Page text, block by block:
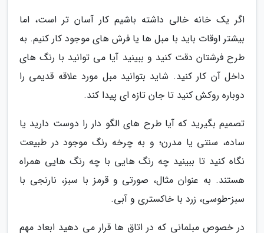
اگر یک خانه خالی داشته باشیم کار آسان تر است، اما
بیشتر اوقات باید با مبل ها یا فرش های موجود کار کنیم. به
طرح فرشتان دقت کنید و ببینید آیا می توانید با رنگ های
داخل آن کار کنید. شاید بتوانید مبل مورد علاقه قدیمی را
دوباره روکش کنید تا جان تازه ای پیدا کند.
تصمیم بگیرید که آیا طرح های الگو دار را دوست دارید یا
ساده، سنتی یا مدرن؛ و به چرخه رنگ موجود در طبیعت
نگاه کنید تا ببینید چه رنگ هایی با چه رنگ هایی همراه
هستند. به عنوان مثال، صورتی و قرمز با سبز، نارنجی با
سبز-طوسی، زرد با خاکستری و آبی.
در خصوص مبلمانی که در اتاق ها قرار می دهید ابعاد مهم